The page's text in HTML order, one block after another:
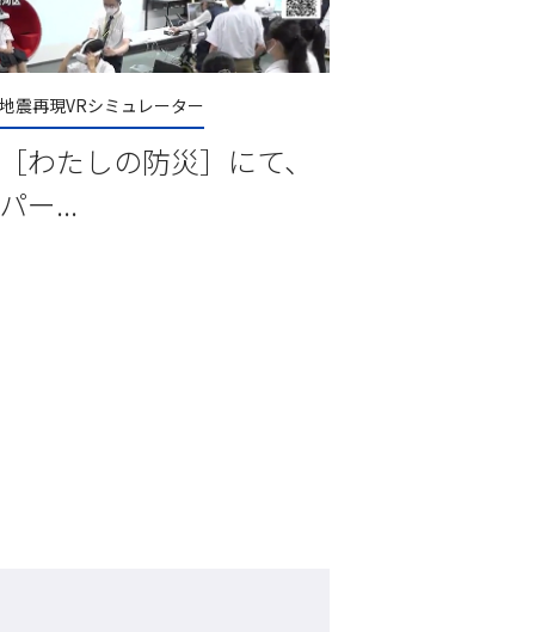
地震再現VRシミュレーター
［わたしの防災］にて、
パー...